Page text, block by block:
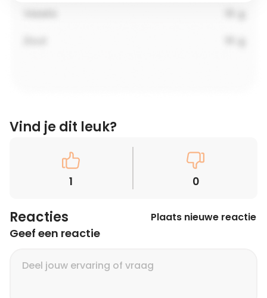
Vind je dit leuk?
1 0
Reacties Plaats nieuwe reactie
Geef een reactie